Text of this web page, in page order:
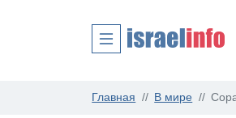
Главная В мире